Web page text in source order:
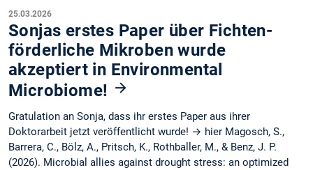
25.03.2026
Sonjas erstes Paper über Fichten-
förderliche Mikroben wurde
akzeptiert in Environmental
Microbiome!
Gratulation an Sonja, dass ihr erstes Paper aus ihrer
Doktorarbeit jetzt veröffentlicht wurde! → hier Magosch, S.,
Barrera, C., Bölz, A., Pritsch, K., Rothballer, M., & Benz, J. P.
(2026). Microbial allies against drought stress: an optimized